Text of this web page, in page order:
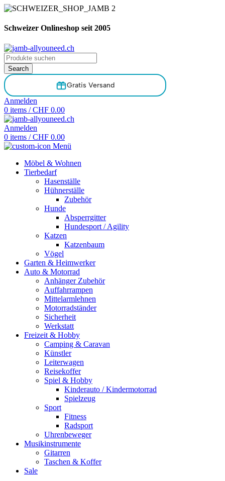
Schweizer Onlineshop seit 2005
Search
Schneller Versand
Anmelden
0 items / CHF 0.00
Anmelden
0 items / CHF 0.00
Menü
Möbel & Wohnen
Tierbedarf
Hasenställe
Hühnerställe
Zubehör
Hunde
Absperrgitter
Hundesport / Agility
Katzen
Katzenbaum
Vögel
Garten & Heimwerker
Auto & Motorrad
Anhänger Zubehör
Auffahrrampen
Mittelarmlehnen
Motorradständer
Sicherheit
Werkstatt
Freizeit & Hobby
Camping & Caravan
Künstler
Leiterwagen
Reisekoffer
Spiel & Hobby
Kinderauto / Kindermotorrad
Spielzeug
Sport
Fitness
Radsport
Uhrenbeweger
Musikinstrumente
Gitarren
Taschen & Koffer
Sale